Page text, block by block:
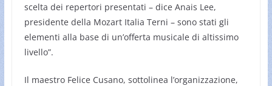
scelta dei repertori presentati – dice Anais Lee,
presidente della Mozart Italia Terni – sono stati gli
elementi alla base di un’offerta musicale di altissimo
livello”.
Il maestro Felice Cusano, sottolinea l’organizzazione,